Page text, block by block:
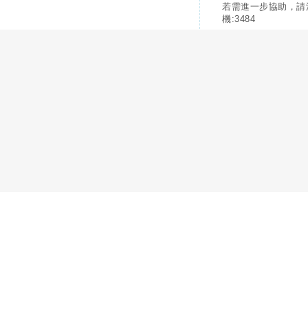
若需進一步協助，
機:3484